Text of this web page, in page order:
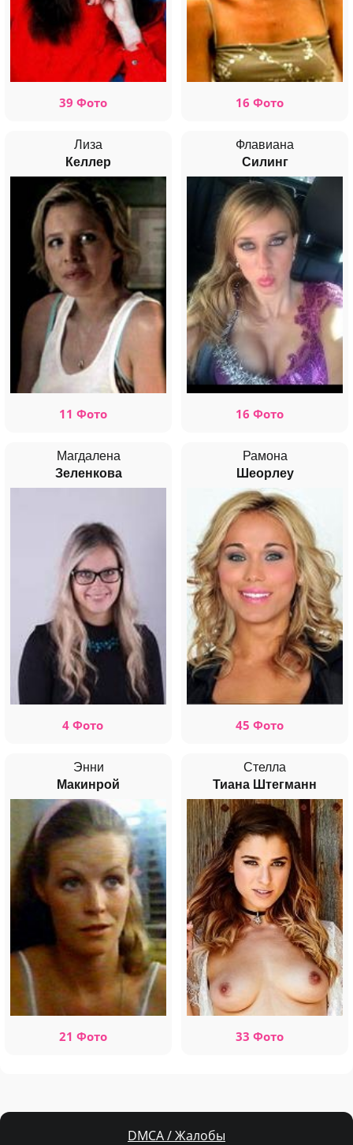
39 Фото 16 Фото
Лиза
Келлер
11 Фото
Флавиана
Силинг
16 Фото
Магдалена
Зеленкова
4 Фото
Рамона
Шеорлеу
45 Фото
Энни
Макинрой
21 Фото
Стелла
Тиана Штегманн
33 Фото
DMCA / Жалобы